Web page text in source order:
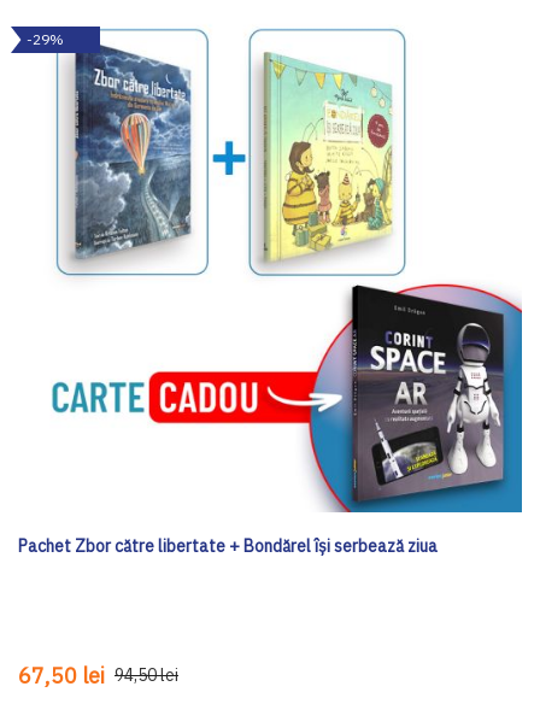
-29%
Pachet Zbor către libertate + Bondărel își serbează ziua
67,50 lei 94,50 lei